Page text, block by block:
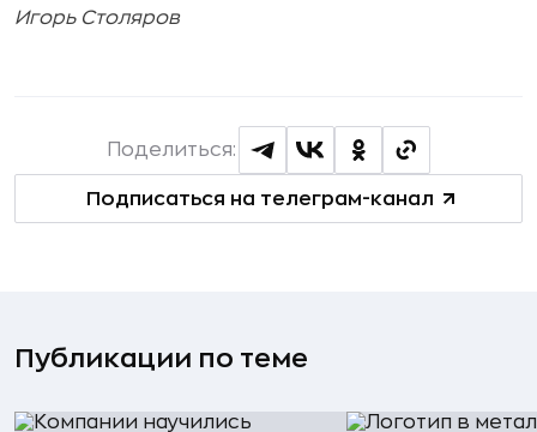
Игорь Столяров
Подписаться на телеграм-канал
Поделиться:
Публикации по теме